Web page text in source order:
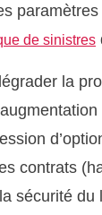
de sinistres
la
contrats
sécurité du